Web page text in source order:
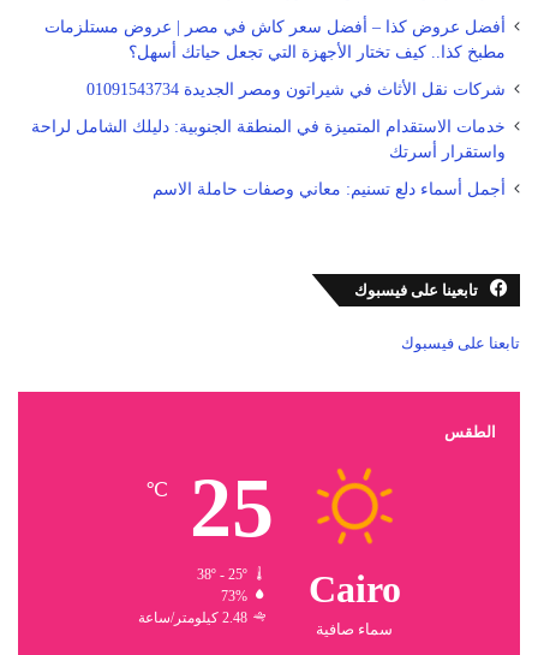
أفضل عروض كذا – أفضل سعر كاش في مصر | عروض مستلزمات
مطبخ كذا.. كيف تختار الأجهزة التي تجعل حياتك أسهل؟
شركات نقل الأثاث في شيراتون ومصر الجديدة 01091543734
خدمات الاستقدام المتميزة في المنطقة الجنوبية: دليلك الشامل لراحة
واستقرار أسرتك
أجمل أسماء دلع تسنيم: معاني وصفات حاملة الاسم
تابعينا على فيسبوك
تابعنا على فيسبوك
الطقس
Cairo
سماء صافية
25
℃
38º - 25º
73%
2.48 كيلومتر/ساعة